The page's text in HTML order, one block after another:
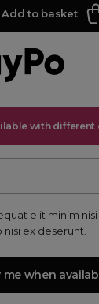
Add to basket
with different
elit minim
ex deserunt.
me when